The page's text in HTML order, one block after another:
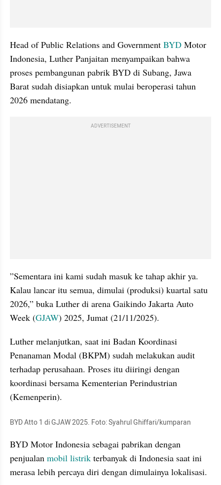
Head of Public Relations and Government BYD Motor
Indonesia, Luther Panjaitan menyampaikan bahwa
proses pembangunan pabrik BYD di Subang, Jawa
Barat sudah disiapkan untuk mulai beroperasi tahun
2026 mendatang.
ADVERTISEMENT
”Sementara ini kami sudah masuk ke tahap akhir ya.
Kalau lancar itu semua, dimulai (produksi) kuartal satu
2026,” buka Luther di arena Gaikindo Jakarta Auto
Week (GJAW) 2025, Jumat (21/11/2025).
Luther melanjutkan, saat ini Badan Koordinasi
Penanaman Modal (BKPM) sudah melakukan audit
terhadap perusahaan. Proses itu diiringi dengan
koordinasi bersama Kementerian Perindustrian
(Kemenperin).
BYD Atto 1 di GJAW 2025. Foto: Syahrul Ghiffari/kumparan
BYD Motor Indonesia sebagai pabrikan dengan
penjualan mobil listrik terbanyak di Indonesia saat ini
merasa lebih percaya diri dengan dimulainya lokalisasi.